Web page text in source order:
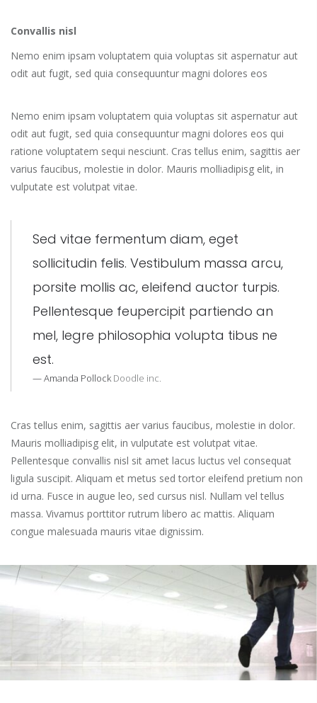
Convallis nisl
Nemo enim ipsam voluptatem quia voluptas sit aspernatur aut
odit aut fugit, sed quia consequuntur magni dolores eos
Nemo enim ipsam voluptatem quia voluptas sit aspernatur aut
odit aut fugit, sed quia consequuntur magni dolores eos qui
ratione voluptatem sequi nesciunt. Cras tellus enim, sagittis aer
varius faucibus, molestie in dolor. Mauris molliadipisg elit, in
vulputate est volutpat vitae.
Sed vitae fermentum diam, eget
sollicitudin felis. Vestibulum massa arcu,
porsite mollis ac, eleifend auctor turpis.
Pellentesque feupercipit partiendo an
mel, legre philosophia volupta tibus ne
est.
Amanda PollockDoodle inc.
Cras tellus enim, sagittis aer varius faucibus, molestie in dolor.
Mauris molliadipisg elit, in vulputate est volutpat vitae.
Pellentesque convallis nisl sit amet lacus luctus vel consequat
ligula suscipit. Aliquam et metus sed tortor eleifend pretium non
id urna. Fusce in augue leo, sed cursus nisl. Nullam vel tellus
massa. Vivamus porttitor rutrum libero ac mattis. Aliquam
congue malesuada mauris vitae dignissim.